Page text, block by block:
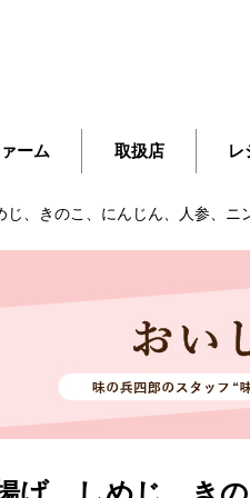
ーム 取扱店 レ
じ、きのこ、にんじん、人参、ニ